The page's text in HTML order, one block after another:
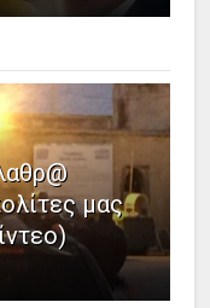
μας